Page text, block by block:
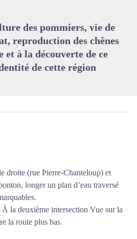
des pommiers, vie de
reproduction des chênes
à la découverte de ce
de cette région
droite (rue Pierre-Chanteloup) et
longer un plan d’eau traversé
la deuxième intersection Vue sur la
la route plus bas.